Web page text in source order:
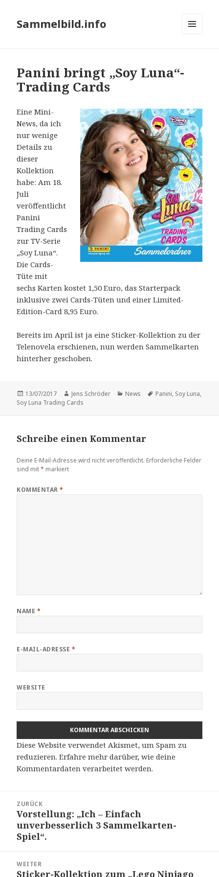
Sammelbild.info
Panini bringt „Soy Luna“-
Trading Cards
Eine Mini-
News, da ich
nur wenige
Details zu
dieser
Kollektion
habe: Am 18.
Juli
veröffentlicht
Panini
Trading Cards
zur TV-Serie
„Soy Luna“.
Die Cards-
Tüte mit
sechs Karten kostet 1,50 Euro, das Starterpack
inklusive zwei Cards-Tüten und einer Limited-
Edition-Card 8,95 Euro.
Bereits im April ist ja eine Sticker-Kollektion zu der
Telenovela erschienen, nun werden Sammelkarten
hinterher geschoben.
Veröffentlicht
am
13/07/2017 Autor
Jens Schröder Kategorien
News Schlagwörter
Panini, Soy Luna,
Soy Luna Trading Cards
Schreibe einen Kommentar
Deine E-Mail-Adresse wird nicht veröffentlicht. Erforderliche Felder
sind mit* markiert
KOMMENTAR*
NAME *
E-MAIL-ADRESSE *
WEBSITE
Diese Website verwendet Akismet, um Spam zu
reduzieren.Erfahre mehr darüber, wie deine
Kommentardaten verarbeitet werden.
ZURÜCK
Vorheriger
Beitrag:
Vorstellung: „Ich – Einfach
unverbesserlich 3 Sammelkarten-
Spiel“.
WEITER
Nächster
Sticker-Kollektion zum „Lego Ninjago